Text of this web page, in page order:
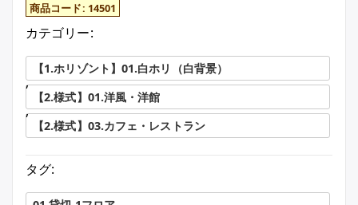
商品コード: 14501
カテゴリー:
【1.ホリゾント】01.白ホリ（白背景）
,
【2.様式】01.洋風・洋館
,
【2.様式】03.カフェ・レストラン
タグ: